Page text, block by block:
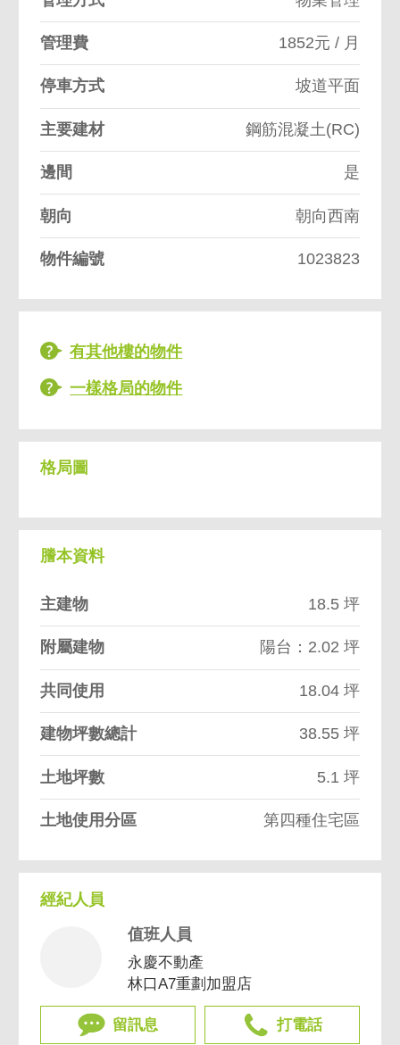
管理費 1852元 / 月
停車方式 坡道平面
主要建材 鋼筋混凝土(RC)
邊間 是
朝向 朝向西南
物件編號 1023823
有其他樓的物件
一樣格局的物件
格局圖
謄本資料
主建物 18.5 坪
附屬建物 陽台：2.02 坪
共同使用 18.04 坪
建物坪數總計 38.55 坪
土地坪數 5.1 坪
土地使用分區 第四種住宅區
經紀人員
值班人員
永慶不動產
林口A7重劃加盟店
留訊息 打電話